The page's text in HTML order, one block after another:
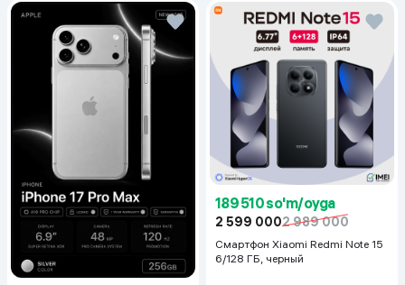
189 510 so'm/oyga
2 599 0002 989 000
Смартфон Xiaomi Redmi Note 15
6/128 ГБ, черный